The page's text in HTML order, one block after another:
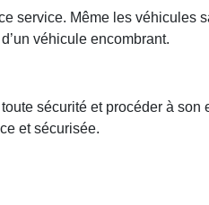
service. Même les véhicules
véhicule encombrant.
sécurité et procéder à son
et sécurisée.